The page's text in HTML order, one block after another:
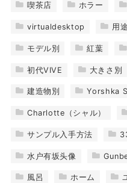
喫茶店 ホラー
virtualdesktop 用
モデル別 紅葉
初代VIVE 大きさ別
建造物別 Yorshka
Charlotte（シャル）
サンプル入手方法
水户有坂头像
風呂 ホーム